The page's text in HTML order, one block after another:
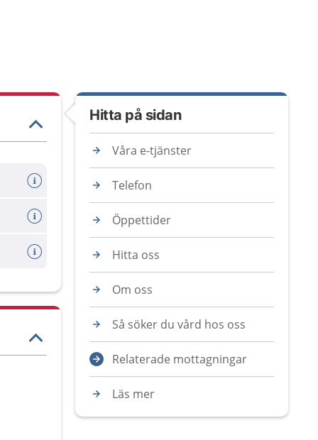
Hitta på sidan
Våra e-tjänster
Telefon
Öppettider
Hitta oss
Om oss
Så söker du vård hos oss
Relaterade mottagningar
Läs mer